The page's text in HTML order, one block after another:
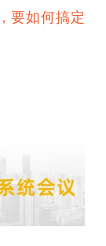
要如何搞定